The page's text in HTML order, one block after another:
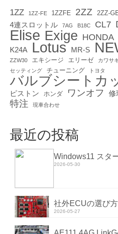
1ZZ 1ZZ-FE 1ZZFE 2ZZ 2ZZ-
4連スロットル 7AG B18C CL7
Elise Exige HONDA
K24A Lotus MR-S
ZZW30 エキシージ エリーゼ カワサ
セッティング チューニング トヨタ
バルブシートカ
ピストン ホンダ ワンオフ 修
特注 現車合わせ
最近の投稿
Windows11 スタ
2026-05-30
社外ECUの選び
2026-05-27